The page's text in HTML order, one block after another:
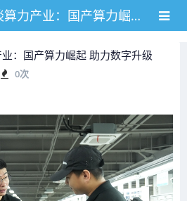
同泰怡厂长唐海谈算力产业：国产算力崛起 助力数字升级
：国产算力崛起 助力数字升级
0次